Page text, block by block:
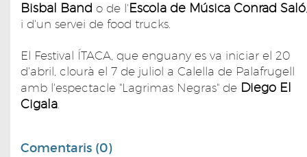
Bisbal Band o de l'Escola de Música Conrad Saló,
i d'un servei de food trucks.
El Festival ÍTACA, que enguany es va iniciar el 20
d'abril, clourà el 7 de juliol a Calella de Palafrugell
amb l'espectacle "Lagrimas Negras" de Diego El
Cigala.
Comentaris (0)